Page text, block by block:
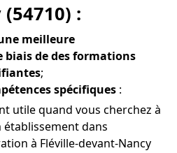
:
meilleure
de des formations
;
spécifiques :
utile quand vous cherchez à
dans
à Fléville-devant-Nancy